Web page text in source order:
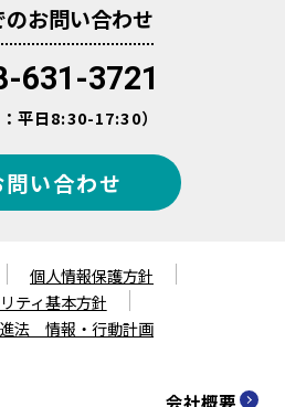
お問い合わせ
631-3721
：平日8:30-17:30）
問い合わせ
個人情報保護方針
ティ基本方針
法 情報・行動計画
会社概要